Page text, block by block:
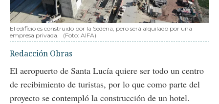
El edificio es construido por la Sedena, pero será alquilado por una
empresa privada.
(Foto: AIFA)
Redacción Obras
El aeropuerto de Santa Lucía quiere ser todo un centro
de recibimiento de turistas, por lo que como parte del
proyecto se contempló la construcción de un hotel.